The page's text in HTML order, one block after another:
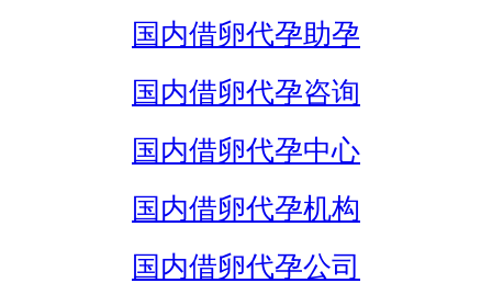
国内借卵代孕助孕
国内借卵代孕咨询
国内借卵代孕中心
国内借卵代孕机构
国内借卵代孕公司